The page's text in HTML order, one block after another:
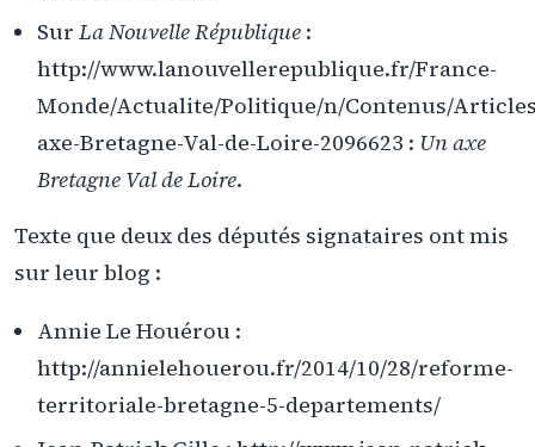
SurLa Nouvelle République :
http://www.lanouvellerepublique.fr/France-
Monde/Actualite/Politique/n/Contenus/
axe-Bretagne-Val-de-Loire-2096623 : Un axe
Bretagne Val de Loire.
Texte que deux des députés signataires ont mis
sur leur blog :
Annie Le Houérou :
http://annielehouerou.fr/2014/10/28/reforme-
territoriale-bretagne-5-departements/